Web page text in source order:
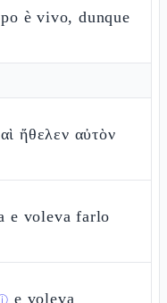
è vivo, dunque
ἤθελεν αὐτὸν
e voleva farlo
e voleva